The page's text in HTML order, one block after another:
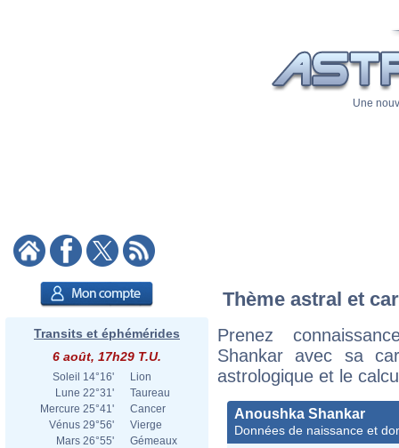
Une
Transits et éphémérides
6 août, 17h29 T.U.
Soleil 14°16'
Lion
Lune 22°31'
Taureau
Mercure 25°41'
Cancer
Vénus 29°56'
Vierge
Mars 26°55'
Gémeaux
Thème astral et
Prenez
Shankar avec sa
astrologique et le
Anoushka Shankar
Données de naissance et